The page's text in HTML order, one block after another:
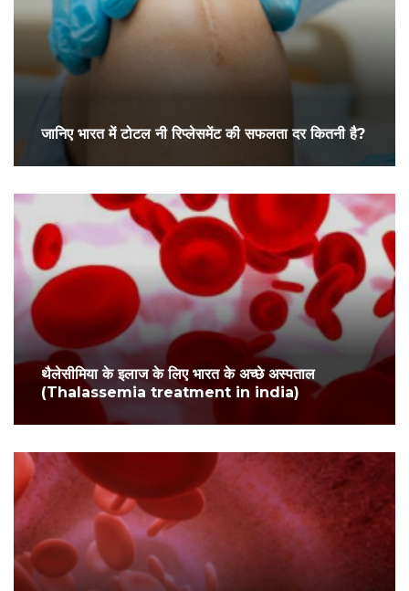
जानिए भारत में टोटल नी रिप्लेसमेंट की सफलता दर कितनी है?
थैलेसीमिया के इलाज के लिए भारत के अच्छे अस्पताल
(Thalassemia treatment in india)